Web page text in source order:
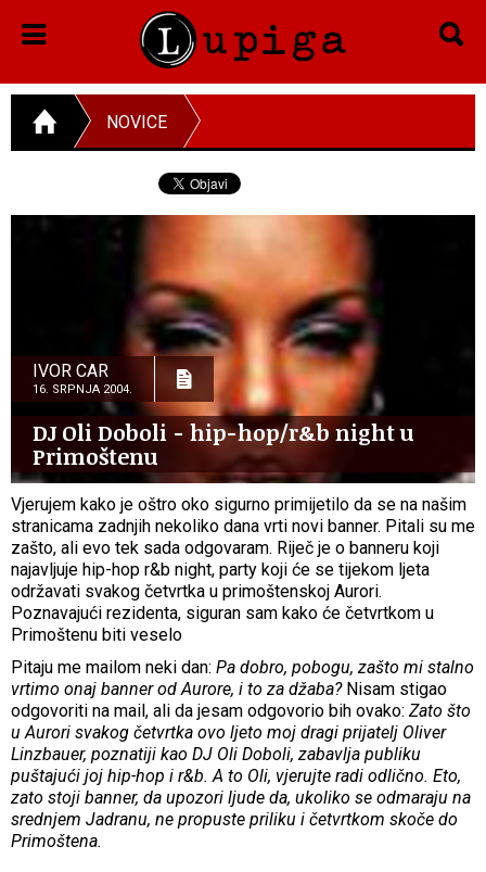
NOVICE
IVOR CAR
16. SRPNJA 2004.
DJ Oli Doboli - hip-hop/r&b night u
Primoštenu
Vjerujem kako je oštro oko sigurno primijetilo da se na našim
stranicama zadnjih nekoliko dana vrti novi banner. Pitali su me
zašto, ali evo tek sada odgovaram. Riječ je o banneru koji
najavljuje hip-hop r&b night, party koji će se tijekom ljeta
održavati svakog četvrtka u primoštenskoj Aurori.
Poznavajući rezidenta, siguran sam kako će četvrtkom u
Primoštenu biti veselo
Pitaju me mailom neki dan: Pa dobro, pobogu, zašto mi stalno
vrtimo onaj banner od Aurore, i to za džaba?Nisam stigao
odgovoriti na mail, ali da jesam odgovorio bih ovako: Zato što
u Aurori svakog četvrtka ovo ljeto moj dragi prijatelj Oliver
Linzbauer, poznatiji kao DJ Oli Doboli, zabavlja publiku
puštajući joj hip-hop i r&b. A to Oli, vjerujte radi odlično. Eto,
zato stoji banner, da upozori ljude da, ukoliko se odmaraju na
srednjem Jadranu, ne propuste priliku i četvrtkom skoče do
Primoštena.